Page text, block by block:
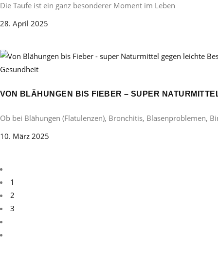
Die Taufe ist ein ganz besonderer Moment im Leben
28. April 2025
Gesundheit
VON BLÄHUNGEN BIS FIEBER – SUPER
Ob bei Blähungen (Flatulenzen), Bronchitis, Blasenproblemen,
10. März 2025
1
2
3